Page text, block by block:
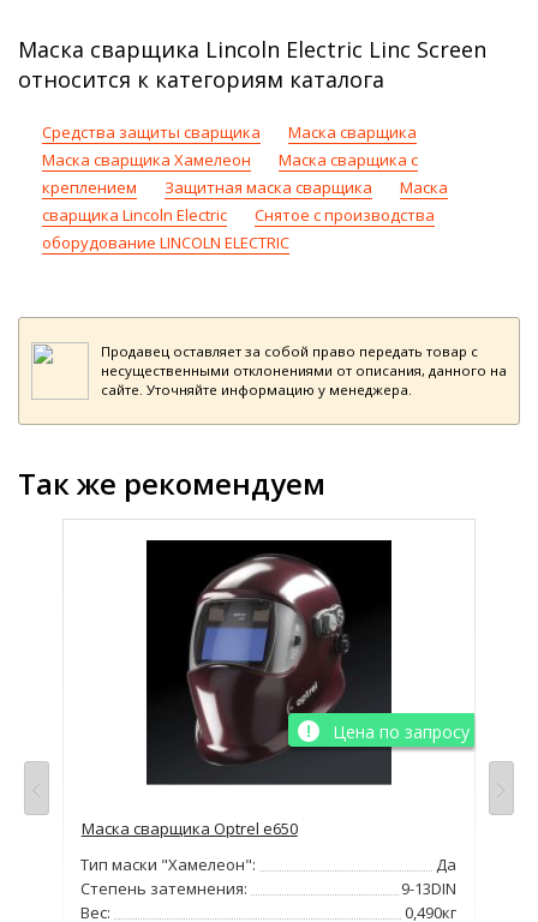
Маска сварщика Lincoln Electric Linc Screen
относится к категориям каталога
Средства защиты сварщика
Маска сварщика
Маска сварщика Хамелеон
Маска сварщика с
креплением
Защитная маска сварщика
Маска
сварщика Lincoln Electric
Снятое с производства
оборудование LINCOLN ELECTRIC
Продавец оставляет за собой право передать товар с
несущественными отклонениями от описания, данного на
сайте. Уточняйте информацию у менеджера.
Так же рекомендуем
Цена по запросу
Маска сварщика Optrel e650
Тип маски "Хамелеон":
Да
Степень затемнения:
9-13DIN
Вес:
0,490кг